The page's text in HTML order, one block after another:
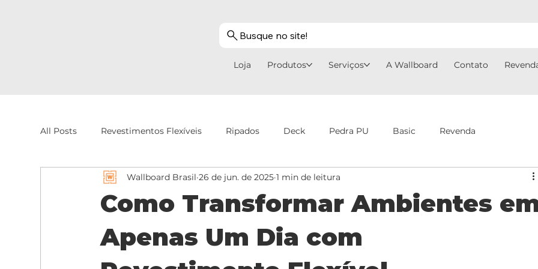
Busque no site!
Loja Produtos Serviços A Wallboard Contato
All Posts Revestimentos Flexíveis Ripados Deck Pedra PU Basic Revenda
Como Transformar Ambientes
Apenas Um Dia com
Wallboard Brasil 26 de jun. de 2025 1 min de leitura